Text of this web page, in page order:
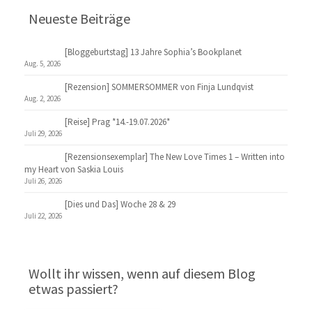
Neueste Beiträge
[Bloggeburtstag] 13 Jahre Sophia’s Bookplanet
Aug. 5, 2026
[Rezension] SOMMERSOMMER von Finja Lundqvist
Aug. 2, 2026
[Reise] Prag *14.-19.07.2026*
Juli 29, 2026
[Rezensionsexemplar] The New Love Times 1 – Written into
my Heart von Saskia Louis
Juli 26, 2026
[Dies und Das] Woche 28 & 29
Juli 22, 2026
Wollt ihr wissen, wenn auf diesem Blog
etwas passiert?